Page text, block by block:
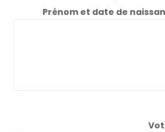
Prénom et date de